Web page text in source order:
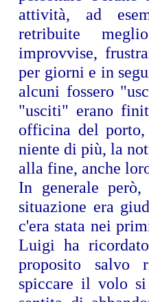
attività, ad
retribuite
improvvise,
per giorni e in
alcuni fossero
"usciti" erano
officina del
niente di più, la
alla fine, anche
In generale
situazione era
c'era stata nei
Luigi ha
proposito salvo
spiccare il volo si